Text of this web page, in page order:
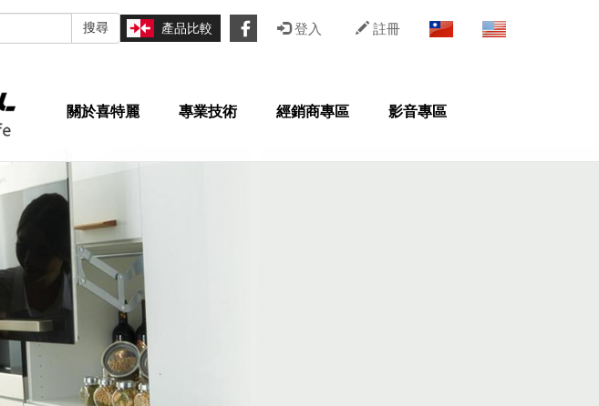
搜尋 產品比較 登入 註冊
關於喜特麗 專業技術 經銷商專區 影音專區